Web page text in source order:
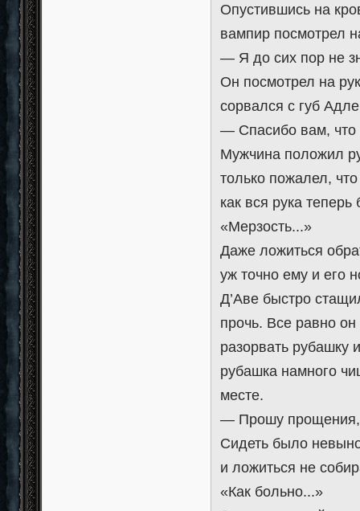
Опустившись на
вампир посмотрел
— Я до сих пор не
Он посмотрел на
сорвался с губ
— Спасибо вам, что
Мужчина положил
только пожалел,
как вся рука
«Мерзость...»
Даже ложиться
уж точно ему и его
Д’Аве быстро
прочь. Все равно
разорвать рубашку
рубашка намного
месте.
— Прошу прощения,
Сидеть было
и ложиться не
«Как больно...»